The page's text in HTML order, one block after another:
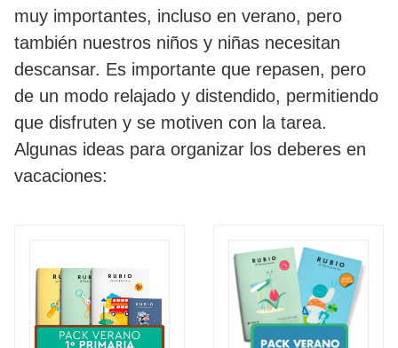
muy importantes, incluso en verano, pero
también nuestros niños y niñas necesitan
descansar. Es importante que repasen, pero
de un modo relajado y distendido, permitiendo
que disfruten y se motiven con la tarea.
Algunas ideas para organizar los deberes en
vacaciones: